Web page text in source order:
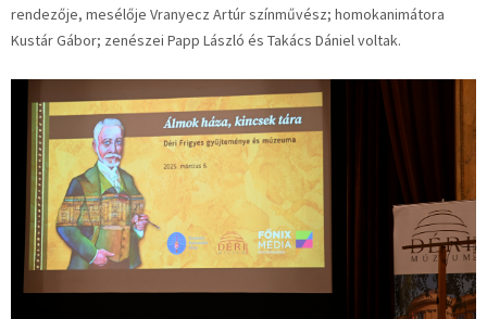
rendezője, mesélője Vranyecz Artúr színművész; homokanimátora
Kustár Gábor; zenészei Papp László és Takács Dániel voltak.